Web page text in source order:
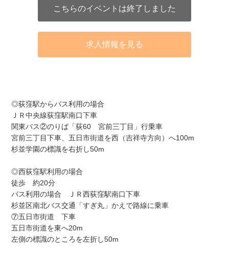
こちらのイベントは終了しました
求人情報を見る
◎荻窪駅からバス利用の場合
ＪＲ中央線荻窪駅南口下車
関東バス②のりば「荻60 宮前三丁目」行乗車
宮前三丁目下車、五日市街道を西（吉祥寺方向）へ100m
杉並学園の標識を右折し50m
◎西荻窪駅利用の場合
徒歩 約20分
バス利用の場合 ＪＲ西荻窪駅南口下車
杉並区南北バス交通「すぎ丸」かえで路線に乗車
⑦五日市街道 下車
五日市街道を東へ20m
左側の標識のところを左折し50m